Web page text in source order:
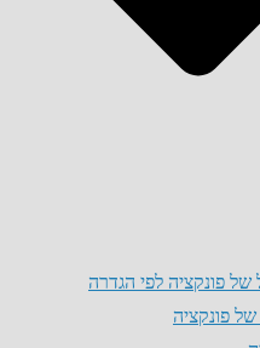
של פונקציה לפי הגדרה
של פונקציה